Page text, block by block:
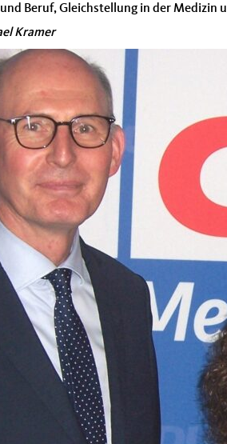
Beruf, Gleichstellung in der Medizin
Kramer